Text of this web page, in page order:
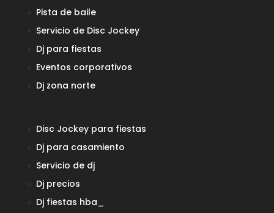
Pista de baile
Servicio de Disc Jockey
Dj para fiestas
Eventos corporativos
Dj zona norte
Disc Jockey para fiestas
Dj para casamiento
Servicio de dj
Dj precios
Dj fiestas hba_